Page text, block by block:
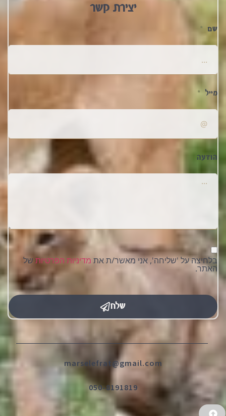
יצירת קשר
שם
מייל
הודעה
בלחיצה על 'שליחה', אני מאשר/ת את מדיניות הפרטיות של
האתר.
שלח
marselefrat@gmail.com
050-8191819